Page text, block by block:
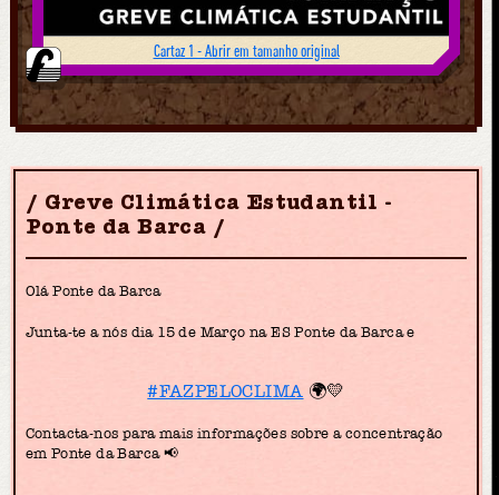
Cartaz 1 - Abrir em tamanho original
Greve Climática Estudantil -
Ponte da Barca
Olá Ponte da Barca
Junta-te a nós dia 15 de Março na ES Ponte da Barca e
#FAZPELOCLIMA 🌍💛
Contacta-nos para mais informações sobre a concentração
em Ponte da Barca 📢